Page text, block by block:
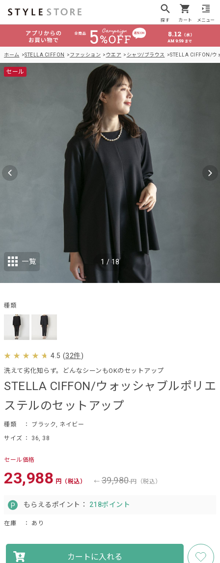
探す カート メニュー
ホーム STELLA CIFFON ファッション ウエア シャツ/ブラウス STELLA CIFFON/ウ
STELLA CIFFON/ウォッシャブルポリエ
ステルのセットアップ
洗えて劣化知らず。どんなシーンもOKのセットアップ
種類
： ブラック, ネイビー
サイズ ： 36, 38
4.5 (32件)
セール価格
23,988 円（税込） 39,980 円（税込）
もらえるポイント： 218ポイント
在庫 ： あり
カートに入れる
1 /18
一覧
セール
種類